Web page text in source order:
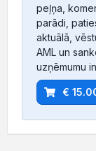
peļņa,
parādi,
aktuālā,
AML un
uzņēmumu
€